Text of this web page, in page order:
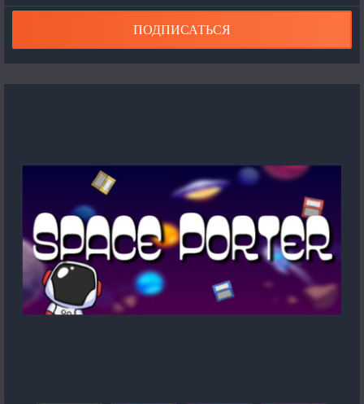
ПОДПИСАТЬСЯ